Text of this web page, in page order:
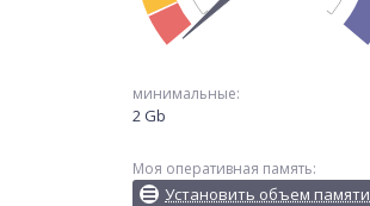
минимальные:
2 Gb
Моя оперативная память:
Установить объем памяти